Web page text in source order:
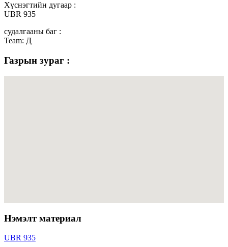
Хүснэгтийн дугаар :
UBR 935
судалгааны баг :
Team: Д
Газрын зураг :
Нэмэлт материал
UBR 935